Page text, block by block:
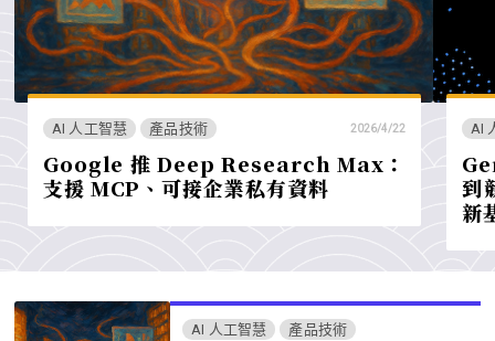
AI 人工智慧 產品技術 2026/4/22
Google 推 Deep Research Max：
支援 MCP、可接企業私有資料
AI
到
新
AI 人工智慧 產品技術